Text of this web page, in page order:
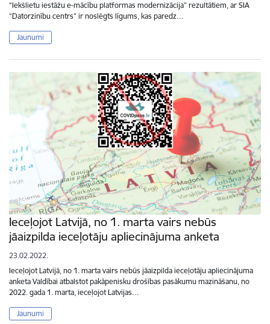
“Iekšlietu iestāžu e-mācību platformas modernizācija” rezultātiem, ar SIA
“Datorzinību centrs” ir noslēgts līgums, kas paredz…
Jaunumi
Ieceļojot Latvijā, no 1. marta vairs nebūs
jāaizpilda ieceļotāju apliecinājuma anketa
23.02.2022.
Ieceļojot Latvijā, no 1. marta vairs nebūs jāaizpilda ieceļotāju apliecinājuma
anketa Valdībai atbalstot pakāpenisku drošības pasākumu mazināšanu, no
2022. gada 1. marta, ieceļojot Latvijas…
Jaunumi